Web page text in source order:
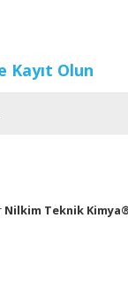
Kayıt Olun
Nilkim Teknik